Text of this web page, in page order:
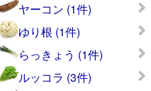
ヤーコン (1件)
ゆり根 (1件)
らっきょう (1件)
ルッコラ (3件)